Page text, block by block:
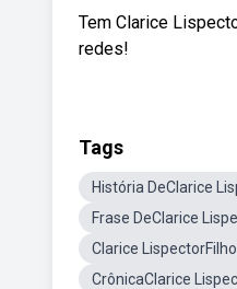
Tem Clarice
redes!
Tags
História DeClarice
Frase DeClarice
Clarice
CrônicaClarice